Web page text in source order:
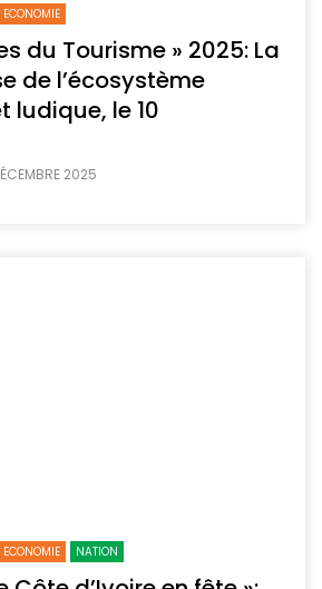
ECONOMIE
du Tourisme » 2025: La
de l’écosystème
ludique, le 10
2025
ECONOMIE NATION